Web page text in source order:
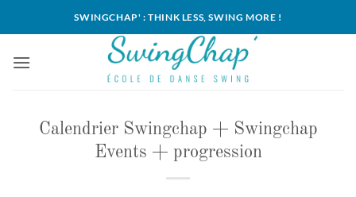
SWINGCHAP' : THINK LESS, SWING MORE !
Calendrier Swingchap + Swingchap
Events + progression